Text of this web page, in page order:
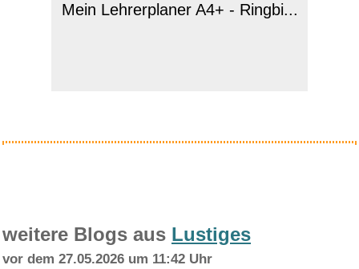
Mein Lehrerplaner A4+ - Ringbi...
weitere Blogs aus Lustiges
vor dem 27.05.2026 um 11:42 Uhr